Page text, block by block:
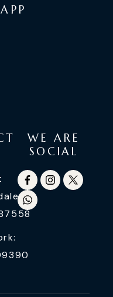
WE ARE
SOCIAL